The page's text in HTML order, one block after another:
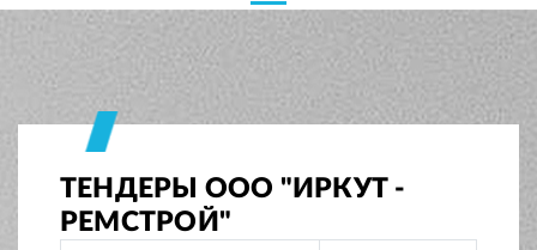
ТЕНДЕРЫ ООО "ИРКУТ -
РЕМСТРОЙ"